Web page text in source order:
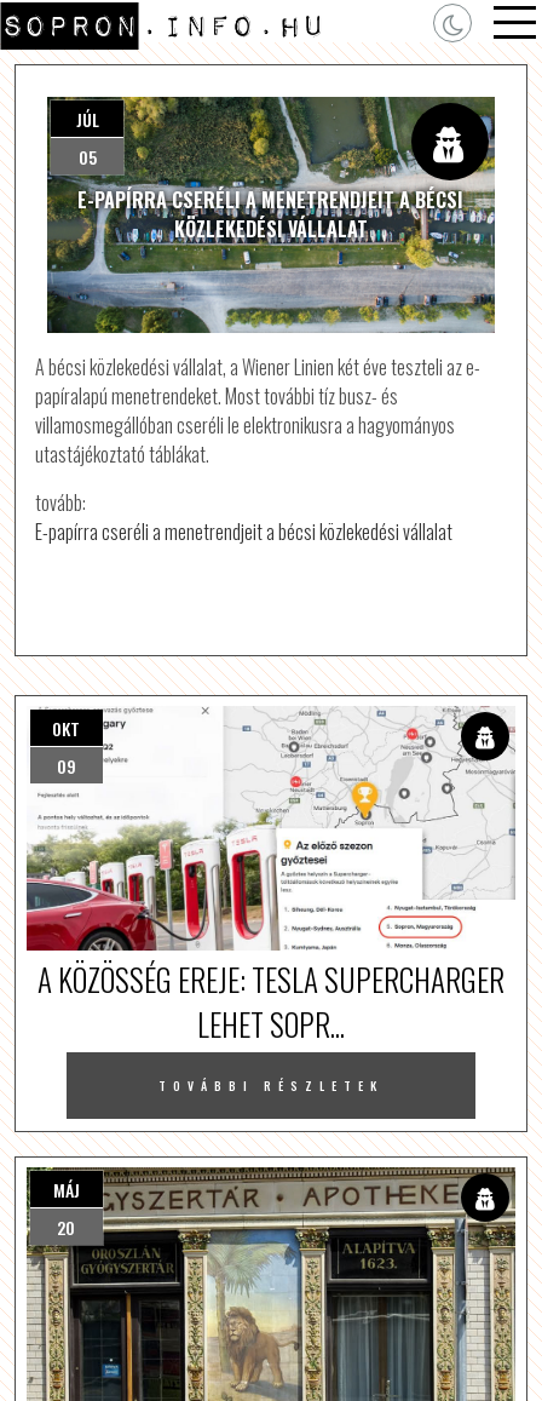
E-PAPÍRRA CSERÉLI A MENETRENDJEIT A BÉCSI
KÖZLEKEDÉSI VÁLLALAT
JÚL
05
A bécsi közlekedési vállalat, a Wiener Linien két éve teszteli az e-
papíralapú menetrendeket. Most további tíz busz- és
villamosmegállóban cseréli le elektronikusra a hagyományos
utastájékoztató táblákat.
tovább:
E-papírra cseréli a menetrendjeit a bécsi közlekedési vállalat
OKT
09
A KÖZÖSSÉG EREJE: TESLA SUPERCHARGER
LEHET SOPR...
TOVÁBBI RÉSZLETEK
MÁJ
20